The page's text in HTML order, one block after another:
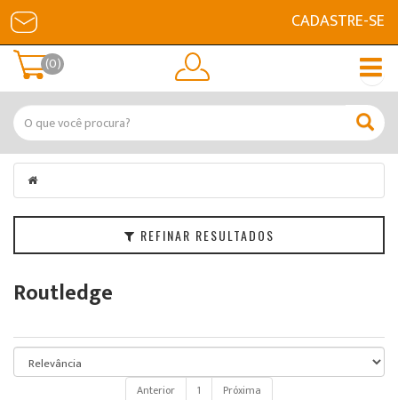
CADASTRE-SE
(0)
REFINAR RESULTADOS
Filtrar
Categorias
Marcas
Faixa
Routledge
Anterior 1 Próxima